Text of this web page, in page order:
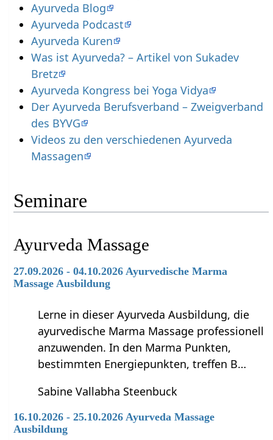
Ayurveda Blog
Ayurveda Podcast
Ayurveda Kuren
Was ist Ayurveda? – Artikel von Sukadev
Bretz
Ayurveda Kongress bei Yoga Vidya
Der Ayurveda Berufsverband – Zweigverband
des BYVG
Videos zu den verschiedenen Ayurveda
Massagen
Seminare
Ayurveda Massage
27.09.2026 - 04.10.2026 Ayurvedische Marma
Massage Ausbildung
Lerne in dieser Ayurveda Ausbildung, die
ayurvedische Marma Massage professionell
anzuwenden. In den Marma Punkten,
bestimmten Energiepunkten, treffen B…
Sabine Vallabha Steenbuck
16.10.2026 - 25.10.2026 Ayurveda Massage
Ausbildung